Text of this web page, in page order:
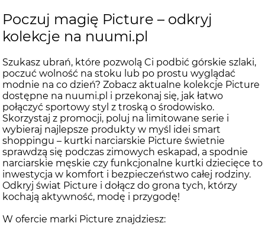
Poczuj magię Picture – odkryj
kolekcje na nuumi.pl
Szukasz ubrań, które pozwolą Ci podbić górskie szlaki,
poczuć wolność na stoku lub po prostu wyglądać
modnie na co dzień? Zobacz aktualne kolekcje Picture
dostępne na nuumi.pl i przekonaj się, jak łatwo
połączyć sportowy styl z troską o środowisko.
Skorzystaj z promocji, poluj na limitowane serie i
wybieraj najlepsze produkty w myśl idei smart
shoppingu – kurtki narciarskie Picture świetnie
sprawdzą się podczas zimowych eskapad, a spodnie
narciarskie męskie czy funkcjonalne kurtki dziecięce to
inwestycja w komfort i bezpieczeństwo całej rodziny.
Odkryj świat Picture i dołącz do grona tych, którzy
kochają aktywność, modę i przygodę!
W ofercie marki Picture znajdziesz: